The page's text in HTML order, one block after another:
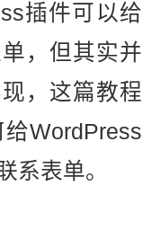
插件可以给
，但其实并
，这篇教程
WordPress
系表单。